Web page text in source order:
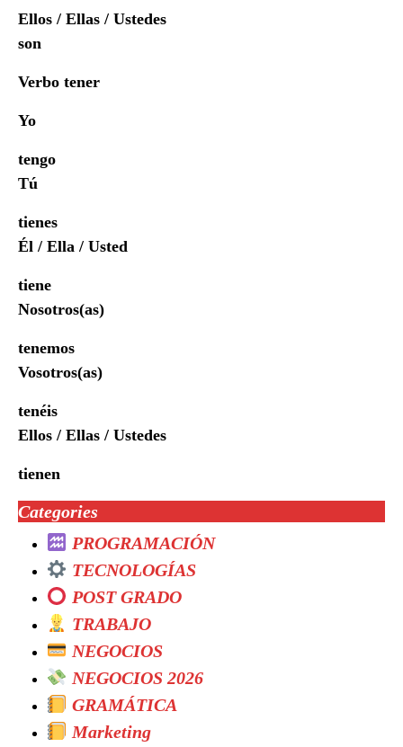
Ellos / Ellas / Ustedes
son
Verbo tener
Yo
tengo
Tú
tienes
Él / Ella / Usted
tiene
Nosotros(as)
tenemos
Vosotros(as)
tenéis
Ellos / Ellas / Ustedes
tienen
Categories
PROGRAMACIÓN
TECNOLOGÍAS
POST GRADO
TRABAJO
NEGOCIOS
NEGOCIOS 2026
GRAMÁTICA
Marketing